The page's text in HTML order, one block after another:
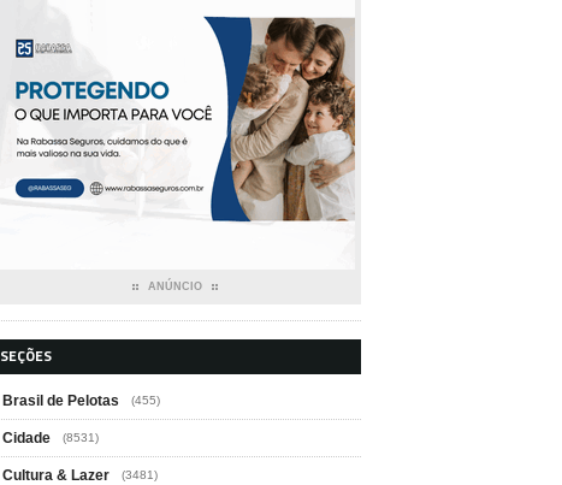
ANÚNCIO
SEÇÕES
Brasil de Pelotas (455)
Cidade (8531)
Cultura & Lazer (3481)